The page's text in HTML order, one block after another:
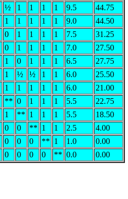
½ 1 1 1 1 9.5
44.75
1 1 1 1 1 9.0
44.50
0 1 1 1 1 7.5
31.25
0 1 1 1 1 7.0
27.50
1 0 1 1 1 6.5
27.75
1 ½ ½ 1 1 6.0
25.50
1 1 1 1 1 6.0
21.00
** 0 1 1 1 5.5
22.75
1 ** 1 1 1 5.5
18.50
0 0 ** 1 1 2.5
4.00
0 0 0 ** 1 1.0
0.00
0 0 0 0 ** 0.0 0.00